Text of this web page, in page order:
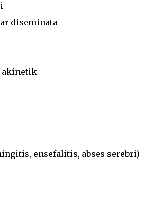
diseminata
akinetik
ensefalitis, abses serebri)